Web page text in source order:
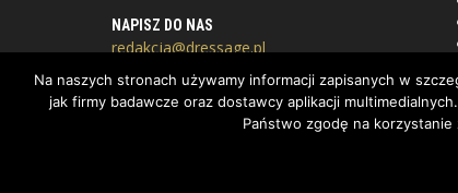
NAPISZ DO NAS
redakcja@dressage.pl
Na naszych stronach używamy informacji zapisanych w
jak firmy badawcze oraz dostawcy aplikacji
Państwo zgodę na korzystanie